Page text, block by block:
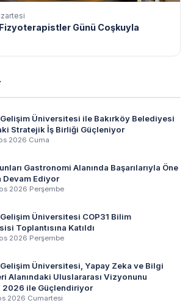
Fizyoterapistler Günü Coşkuyla
Üniversitesi ile Bakırköy Belediyesi
Stratejik İş Birliği Güçleniyor
2026 Cuma
Gastronomi Alanında Başarılarıyla Öne
Devam Ediyor
2026 Perşembe
Üniversitesi COP31 Bilim
Toplantısına Katıldı
2026 Perşembe
Üniversitesi, Yapay Zeka ve Bilgi
Alanındaki Uluslararası Vizyonunu
2026 ile Güçlendiriyor
2026 Cumartesi